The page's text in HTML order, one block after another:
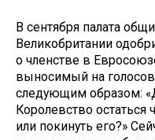
В сентября палата
Великобритании
о членстве в
выносимый на
следующим образом:
Королевство
или покинуть его?»